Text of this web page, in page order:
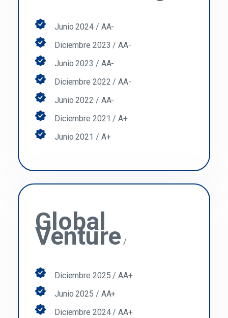
Junio 2024 / AA-
Diciembre 2023 / AA-
Junio 2023 / AA-
Diciembre 2022 / AA-
Junio 2022 / AA-
Diciembre 2021 / A+
Junio 2021 / A+
Global
Venture /
Diciembre 2025 / AA+
Junio 2025 / AA+
Diciembre 2024 / AA+